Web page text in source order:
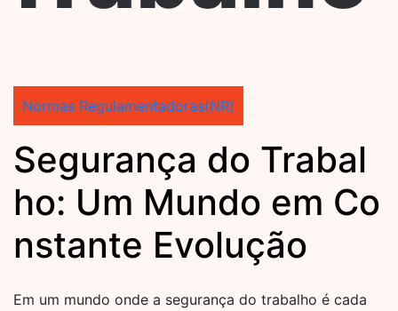
Normas Regulamentadoras(NR)
Segurança do Trabal
ho: Um Mundo em Co
nstante Evolução
Em um mundo onde a segurança do trabalho é cada